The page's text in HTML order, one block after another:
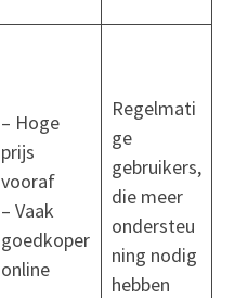
– Hoge
prijs
vooraf
– Vaak
goedkoper
online
Regelmati
ge
gebruikers,
die meer
ondersteu
ning nodig
hebben